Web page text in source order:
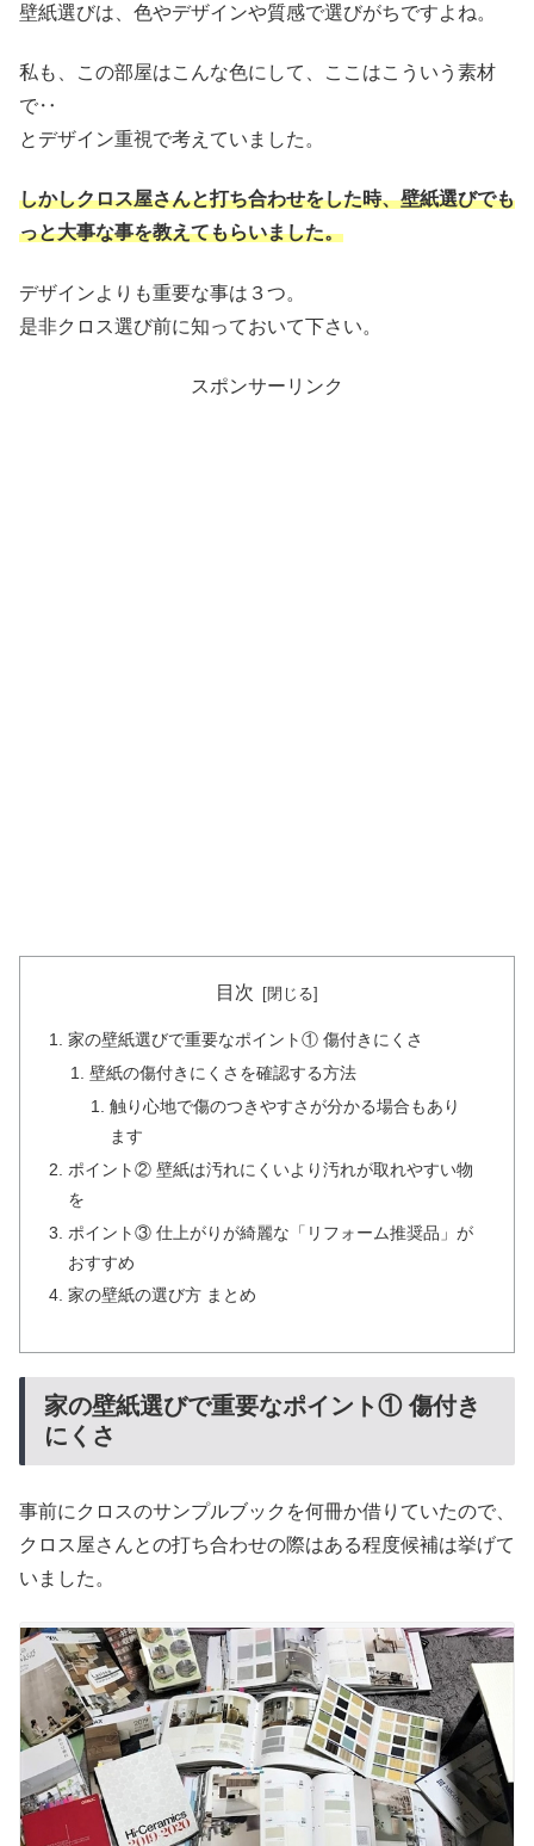
壁紙選びは、色やデザインや質感で選びがちですよね。
私も、この部屋はこんな色にして、ここはこういう素材
で‥
とデザイン重視で考えていました。
しかしクロス屋さんと打ち合わせをした時、壁紙選びでも
っと大事な事を教えてもらいました。
デザインよりも重要な事は３つ。
是非クロス選び前に知っておいて下さい。
スポンサーリンク
目次
家の壁紙選びで重要なポイント① 傷付きにくさ
壁紙の傷付きにくさを確認する方法
触り心地で傷のつきやすさが分かる場合もあり
ます
ポイント② 壁紙は汚れにくいより汚れが取れやすい物
を
ポイント③ 仕上がりが綺麗な「リフォーム推奨品」が
おすすめ
家の壁紙の選び方 まとめ
家の壁紙選びで重要なポイント① 傷付き
にくさ
事前にクロスのサンプルブックを何冊か借りていたので、
クロス屋さんとの打ち合わせの際はある程度候補は挙げて
いました。